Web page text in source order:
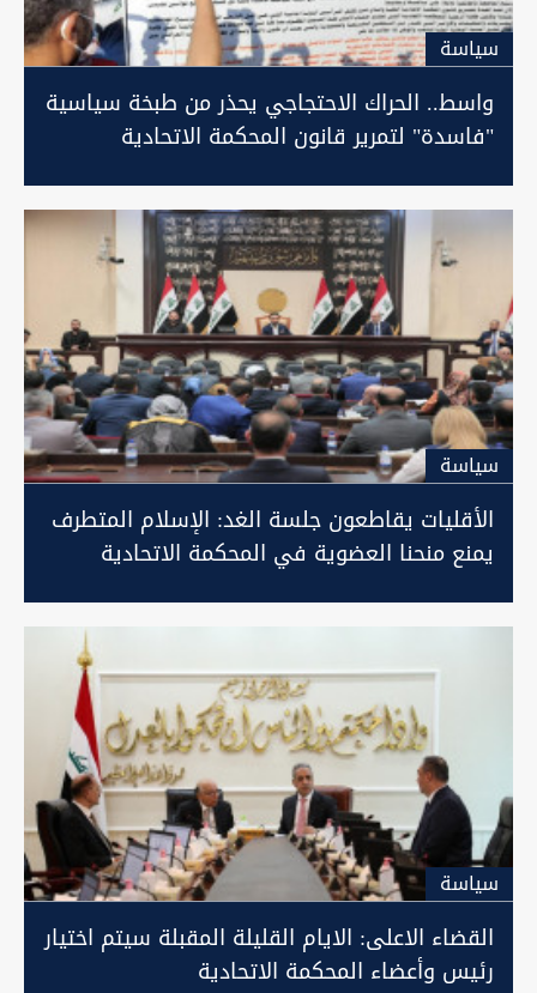
سیاسة
واسط.. الحراك الاحتجاجي يحذر من طبخة سياسية
"فاسدة" لتمرير قانون المحكمة الاتحادية
سیاسة
الأقليات يقاطعون جلسة الغد: الإسلام المتطرف
يمنع منحنا العضوية في المحكمة الاتحادية
سیاسة
القضاء الاعلى: الايام القليلة المقبلة سيتم اختيار
رئيس وأعضاء المحكمة الاتحادية